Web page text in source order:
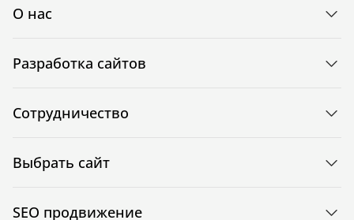
О нас
Разработка сайтов
Сотрудничество
Выбрать сайт
SEO продвижение